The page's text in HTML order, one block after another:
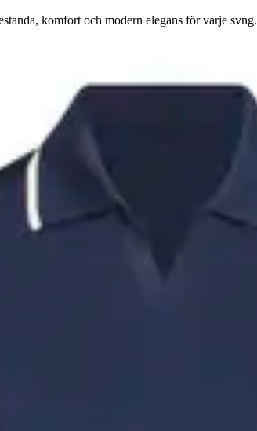
komfort och modern elegans för varje svng.